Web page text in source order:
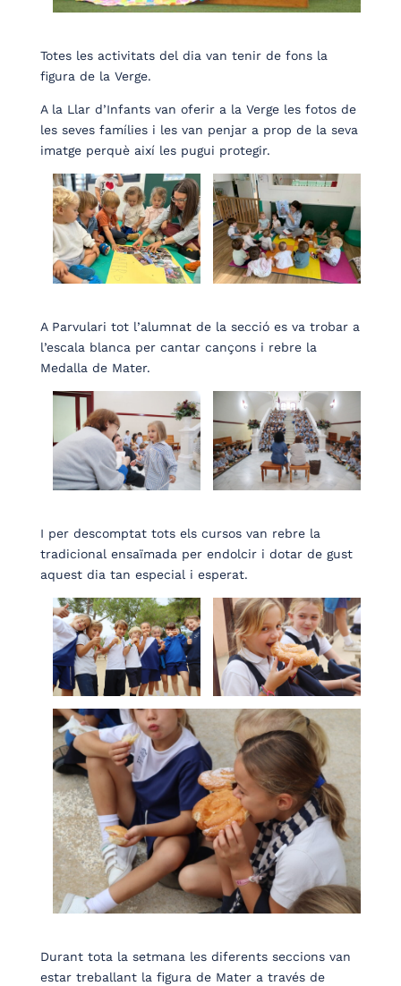
Totes les activitats del dia van tenir de fons la
figura de la Verge.
A la Llar d’Infants van oferir a la Verge les fotos de
les seves famílies i les van penjar a prop de la seva
imatge perquè així les pugui protegir.
A Parvulari tot l’alumnat de la secció es va trobar a
l’escala blanca per cantar cançons i rebre la
Medalla de Mater.
I per descomptat tots els cursos van rebre la
tradicional ensaïmada per endolcir i dotar de gust
aquest dia tan especial i esperat.
Durant tota la setmana les diferents seccions van
estar treballant la figura de Mater a través de